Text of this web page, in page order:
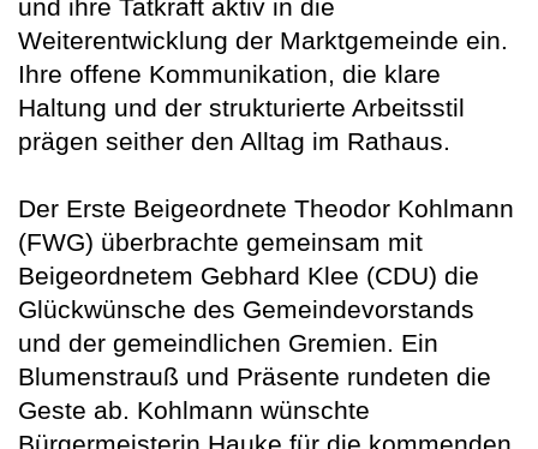
und ihre Tatkraft aktiv in die
Weiterentwicklung der Marktgemeinde ein.
Ihre offene Kommunikation, die klare
Haltung und der strukturierte Arbeitsstil
prägen seither den Alltag im Rathaus.
Der Erste Beigeordnete Theodor Kohlmann
(FWG) überbrachte gemeinsam mit
Beigeordnetem Gebhard Klee (CDU) die
Glückwünsche des Gemeindevorstands
und der gemeindlichen Gremien. Ein
Blumenstrauß und Präsente rundeten die
Geste ab. Kohlmann wünschte
Bürgermeisterin Hauke für die kommenden